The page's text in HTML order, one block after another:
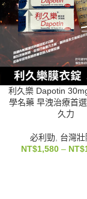
利久樂 Dapotin
學名藥 早洩治療首
久力
必利勁, 台灣壯
NT$1,580 – NT$